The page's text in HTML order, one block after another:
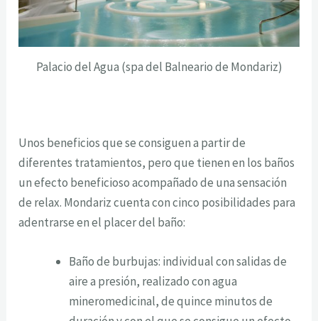
Palacio del Agua (spa del Balneario de Mondariz)
Unos beneficios que se consiguen a partir de
diferentes tratamientos, pero que tienen en los baños
un efecto beneficioso acompañado de una sensación
de relax. Mondariz cuenta con cinco posibilidades para
adentrarse en el placer del baño:
Baño de burbujas: individual con salidas de
aire a presión, realizado con agua
mineromedicinal, de quince minutos de